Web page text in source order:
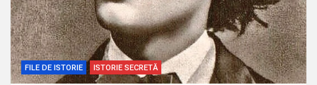
FILE DE ISTORIE ISTORIE SECRETĂ